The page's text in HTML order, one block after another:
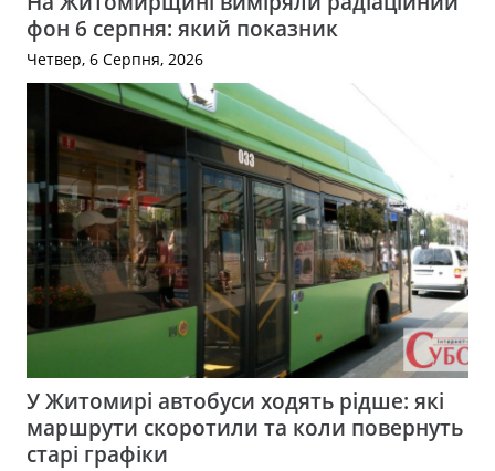
фон 6 серпня: який показник
Четвер, 6 Серпня, 2026
У Житомирі автобуси ходять рідше: які
маршрути скоротили та коли повернуть
старі графіки